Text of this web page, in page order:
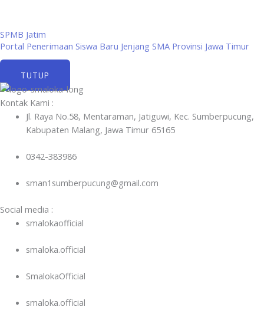
SPMB Jatim
Portal Penerimaan Siswa Baru Jenjang SMA Provinsi Jawa Timur
TUTUP
Kontak Kami :
Jl. Raya No.58, Mentaraman, Jatiguwi, Kec. Sumberpucung,
Kabupaten Malang, Jawa Timur 65165
0342-383986
sman1sumberpucung@gmail.com
Social media :
smalokaofficial
smaloka.official
SmalokaOfficial
smaloka.official